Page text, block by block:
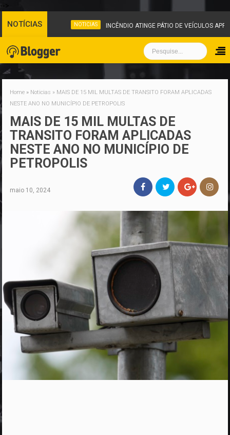
-->
NOTÍCIAS NOTICIAS INCÊNDIO ATINGE PÁTIO DE VEÍCULOS
Home » Noticias » MAIS DE 15 MIL MULTAS DE TRANSITO FORAM APLICADAS
NESTE ANO NO MUNICÍPIO DE PETROPOLIS
MAIS DE 15 MIL MULTAS DE
TRANSITO FORAM APLICADAS
NESTE ANO NO MUNICÍPIO DE
PETROPOLIS
maio 10, 2024